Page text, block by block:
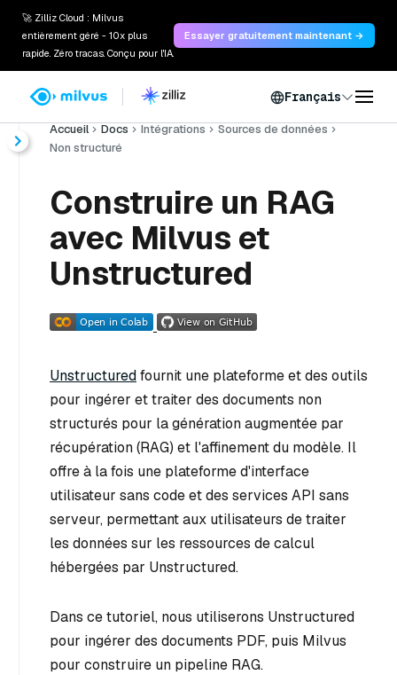
🚀 Zilliz Cloud : Milvus
entièrement géré - 10x plus
rapide. Zéro tracas. Conçu pour l'IA.
Essayer gratuitement maintenant →
Français
Accueil Docs Intégrations
Sources de données
Non structuré
Construire un RAG
avec Milvus et
Unstructured
Unstructuredfournit une plateforme et des outils
pour ingérer et traiter des documents non
structurés pour la génération augmentée par
récupération (RAG) et l'affinement du modèle. Il
offre à la fois une plateforme d'interface
utilisateur sans code et des services API sans
serveur, permettant aux utilisateurs de traiter
les données sur les ressources de calcul
hébergées par Unstructured.
Dans ce tutoriel, nous utiliserons Unstructured
pour ingérer des documents PDF, puis Milvus
pour construire un pipeline RAG.